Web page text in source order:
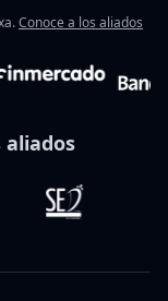
Conoce a los aliados